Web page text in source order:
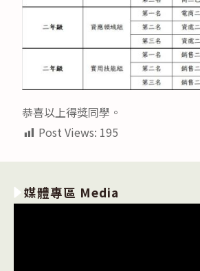
恭喜以上得獎同學。
Post Views: 195
媒體專區 Media